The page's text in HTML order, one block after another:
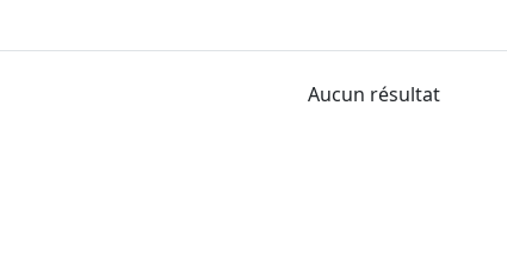
Aucun résultat